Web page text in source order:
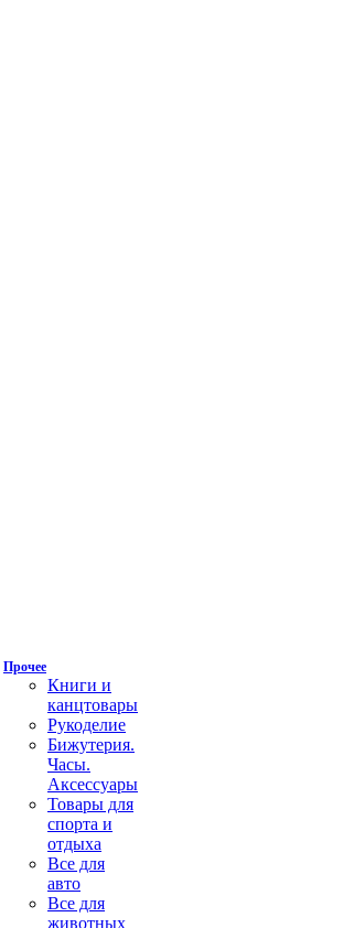
Прочее
Книги и
канцтовары
Рукоделие
Бижутерия.
Часы.
Аксессуары
Товары для
спорта и
отдыха
Все для
авто
Все для
животных